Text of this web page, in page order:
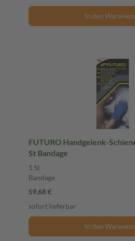
In den
FUTURO Handgelenk-
St Bandage
1 St
Bandage
59,68 €
sofort lieferbar
In den